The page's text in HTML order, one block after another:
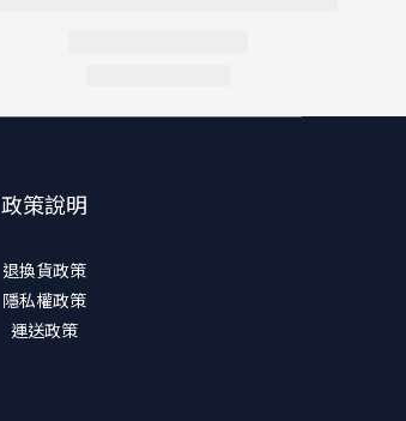
政策說明
退換貨政策
隱私權政策
運送政策